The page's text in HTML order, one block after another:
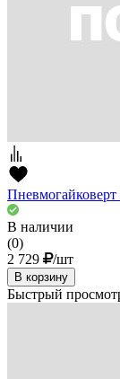
В наличии
(0)
2 729
/шт
В корзину
Быстрый